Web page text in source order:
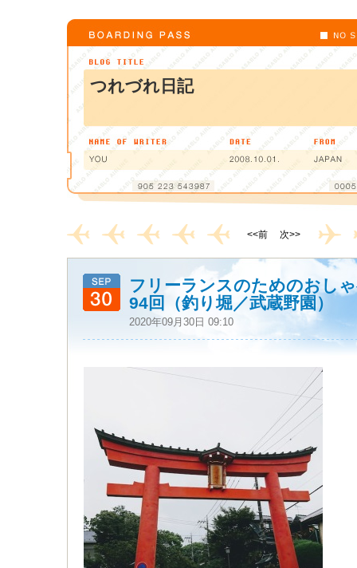
つれづれ日記
<<前 次>>
フリーランスのためのおし
94回（釣り堀／武蔵野園）
2020年09月30日 09:10